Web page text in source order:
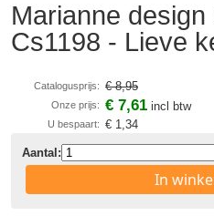
Marianne design
Cs1198 - Lieve
Catalogusprijs: € 8,95
Onze prijs: € 7,61 incl btw
U bespaart: € 1,34
Aantal:
In